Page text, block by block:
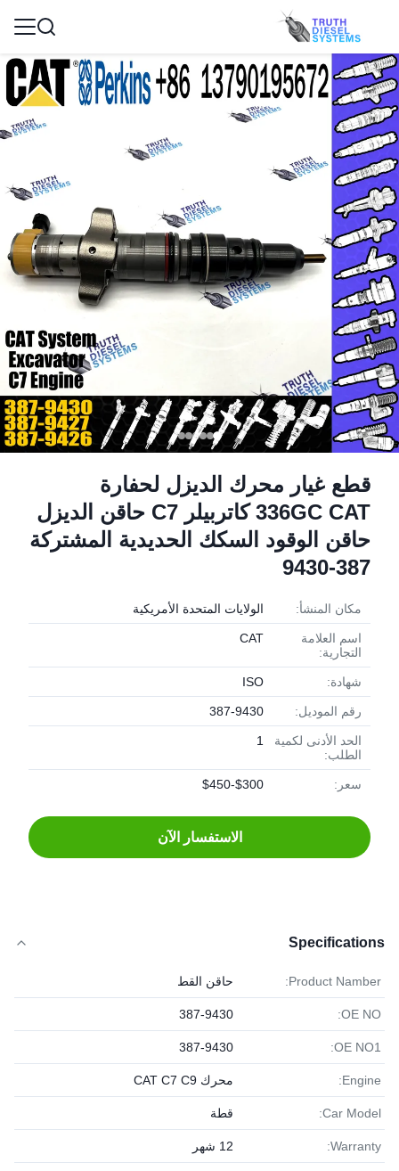
قطع غيار محرك الديزل لحفارة
336GC CAT كاتربيلر C7 حاقن الديزل
حاقن الوقود السكك الحديدية المشتركة
387-9430
مكان المنشأ: الولايات المتحدة الأمريكية
اسم العلامة
التجارية:
CAT
شهادة: ISO
رقم الموديل: 387-9430
الحد الأدنى لكمية
الطلب:
1
سعر: $300-$450
الاستفسار الآن
Specifications
Product Namber: حاقن القط
OE NO:
387-9430
OE NO1:
387-9430
Engine: محرك CAT C7 C9
Car Model: قطة
Warranty: 12 شهر